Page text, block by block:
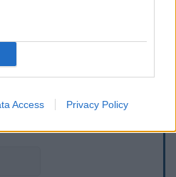
Access Privacy Policy
ελεύθερος και
άμεσα με δική σας ευθύνη. Το